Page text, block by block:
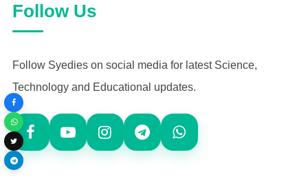
Follow Us
Follow Syedies on social media for latest Science,
Technology and Educational updates.